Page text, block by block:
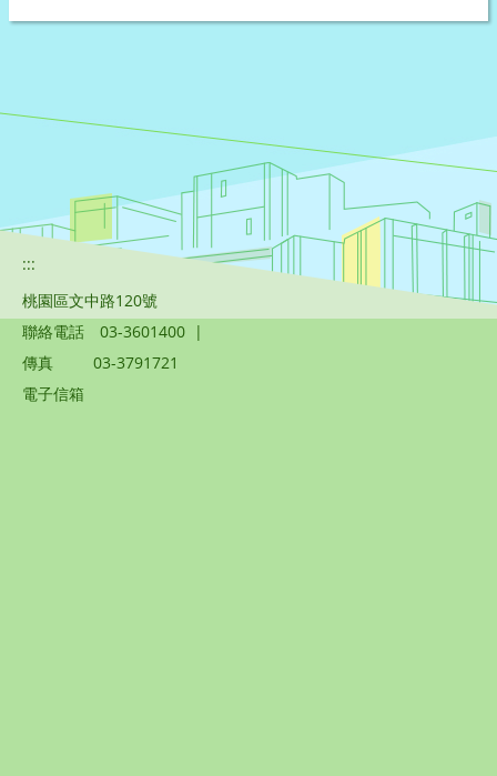
:::
桃園區文中路120號
聯絡電話
03-3601400 |
傳真
03-3791721
電子信箱